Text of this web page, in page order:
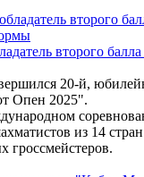
второго
20-й,
Опен 2025".
из 14